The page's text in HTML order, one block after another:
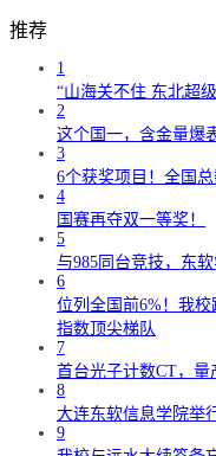
推荐
1
“山海关不住 东北超
2
这个国一，含金量爆
3
6个获奖项目！全国总
4
国赛再夺双一等奖！
5
与985同台竞技，东软
6
位列全国前6%！我
指数顶尖梯队
7
首台光子计数CT，量
8
大连东软信息学院举
9